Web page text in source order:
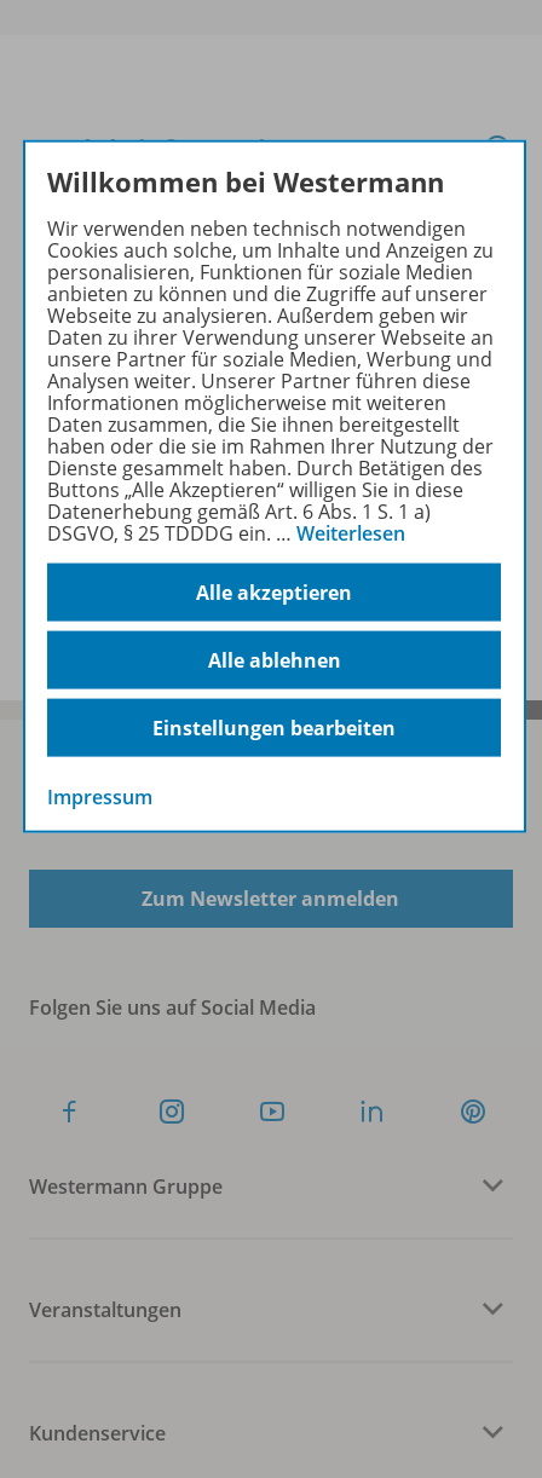
Produktinformationen
Beschreibung
Zugehörige Produkte
Autorenporträt
Rezensionen
Benachrichtigungs-Service
Sofort profitieren
Zum Newsletter anmelden
Folgen Sie uns auf Social Media
Westermann Gruppe
Veranstaltungen
Kundenservice
Willkommen bei Westermann
Wir verwenden neben technisch notwendigen
Cookies auch solche, um Inhalte und Anzeigen zu
personalisieren, Funktionen für soziale Medien
anbieten zu können und die Zugriffe auf unserer
Webseite zu analysieren. Außerdem geben wir
Daten zu ihrer Verwendung unserer Webseite an
unsere Partner für soziale Medien, Werbung und
Analysen weiter. Unserer Partner führen diese
Informationen möglicherweise mit weiteren
Daten zusammen, die Sie ihnen bereitgestellt
haben oder die sie im Rahmen Ihrer Nutzung der
Dienste gesammelt haben. Durch Betätigen des
Buttons „Alle Akzeptieren“ willigen Sie in diese
Datenerhebung gemäß Art. 6 Abs. 1 S. 1 a)
DSGVO, § 25 TDDDG ein. … Weiterlesen
Alle akzeptieren
Alle ablehnen
Einstellungen bearbeiten
Impressum